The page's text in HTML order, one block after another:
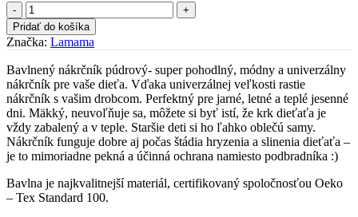
množstvo
Bavlnený
nákrčník
-
Púdrový
Pridať do košíka
Značka: Lamama
Bavlnený nákrčník púdrový- super pohodlný, módny a univerzálny
nákrčník pre vaše dieťa. Vďaka univerzálnej veľkosti rastie
nákrčník s vašim drobcom. Perfektný pre jarné, letné a teplé jesenné
dni. Mäkký, neuvoľňuje sa, môžete si byť istí, že krk dieťaťa je
vždy zabalený a v teple. Staršie deti si ho ľahko oblečú samy.
Nákrčník funguje dobre aj počas štádia hryzenia a slinenia dieťaťa –
je to mimoriadne pekná a účinná ochrana namiesto podbradníka :)
Bavlna je najkvalitnejší materiál, certifikovaný spoločnosťou Oeko
– Tex Standard 100.